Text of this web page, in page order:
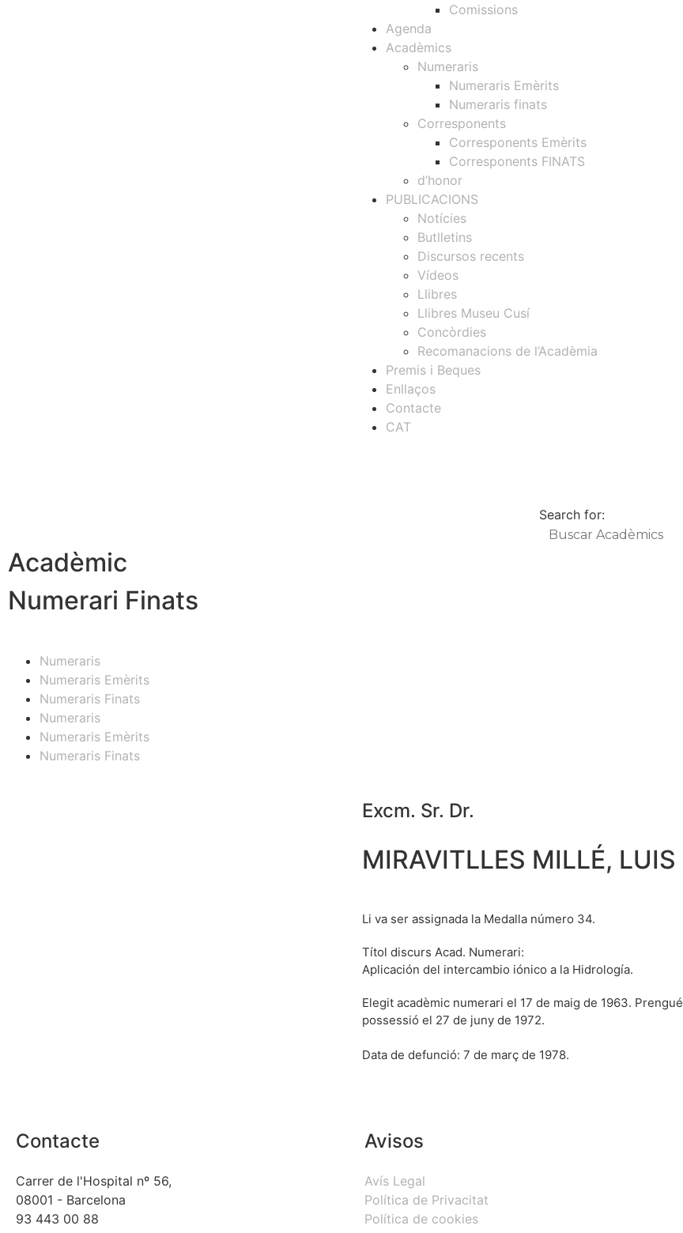
Comissions
Agenda
Acadèmics
Numeraris
Numeraris Emèrits
Numeraris finats
Corresponents
Corresponents Emèrits
Corresponents FINATS
d’honor
PUBLICACIONS
Notícies
Butlletins
Discursos recents
Vídeos
Llibres
Llibres Museu Cusí
Concòrdies
Recomanacions de l’Acadèmia
Premis i Beques
Enllaços
Contacte
CAT
Acadèmic
Numerari Finats
Search for:
Numeraris
Numeraris Emèrits
Numeraris Finats
Numeraris
Numeraris Emèrits
Numeraris Finats
Excm. Sr. Dr.
MIRAVITLLES MILLÉ, LUIS
Li va ser assignada la Medalla número 34.
Títol discurs Acad. Numerari:
Aplicación del intercambio iónico a la Hidrología.
Elegit acadèmic numerari el 17 de maig de 1963. Prengué
possessió el 27 de juny de 1972.
Data de defunció: 7 de març de 1978.
Contacte
Carrer de l'Hospital nº 56,
08001 - Barcelona
93 443 00 88
Avisos
Avís Legal
Política de Privacitat
Política de cookies